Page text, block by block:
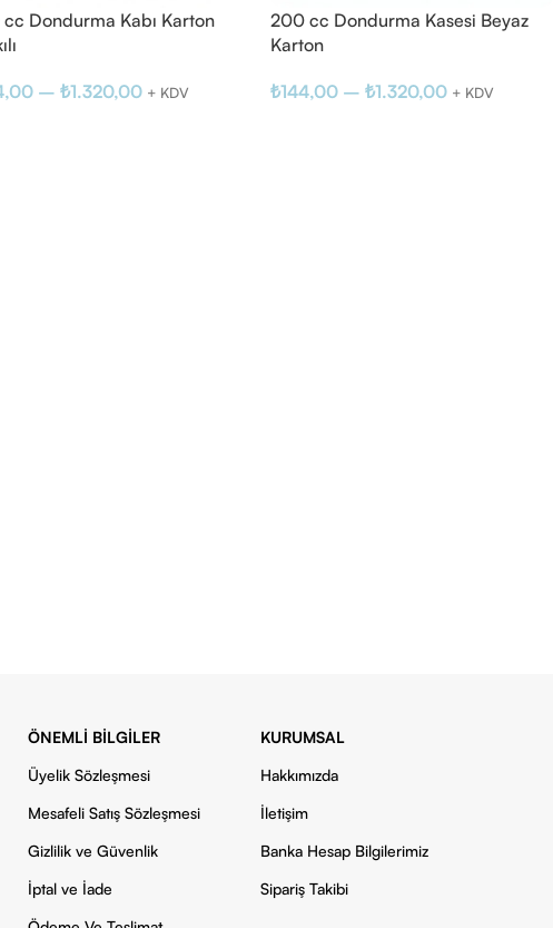
Dondurma Kabı Karton
–₺1.320,00 + KDV
200 cc Dondurma Kasesi Beyaz
Karton
₺144,00 –₺1.320,00 + KDV
ÖNEMLI BILGILER
Üyelik Sözleşmesi
Mesafeli Satış Sözleşmesi
Gizlilik ve Güvenlik
İptal ve İade
KURUMSAL
Hakkımızda
İletişim
Banka Hesap Bilgilerimiz
Sipariş Takibi